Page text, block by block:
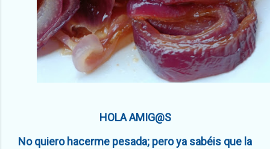
HOLA AMIG@S
No quiero hacerme pesada; pero ya sabéis que la